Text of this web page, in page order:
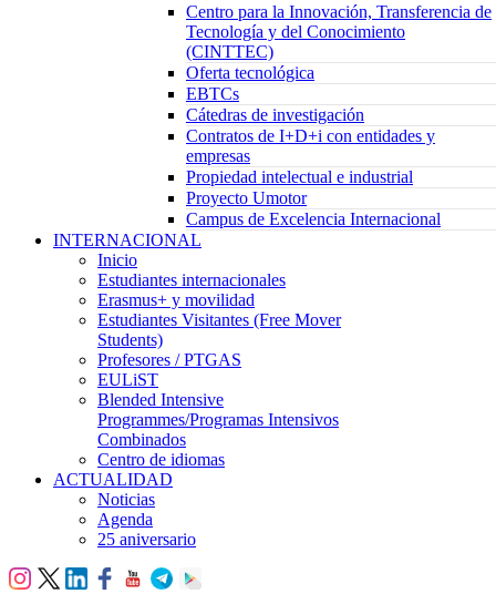
Centro para la Innovación, Transferencia de
Tecnología y del Conocimiento
(CINTTEC)
Oferta tecnológica
EBTCs
Cátedras de investigación
Contratos de I+D+i con entidades y
empresas
Propiedad intelectual e industrial
Proyecto Umotor
Campus de Excelencia Internacional
INTERNACIONAL
Inicio
Estudiantes internacionales
Erasmus+ y movilidad
Estudiantes Visitantes (Free Mover
Students)
Profesores / PTGAS
EULiST
Blended Intensive
Programmes/Programas Intensivos
Combinados
Centro de idiomas
ACTUALIDAD
Noticias
Agenda
25 aniversario